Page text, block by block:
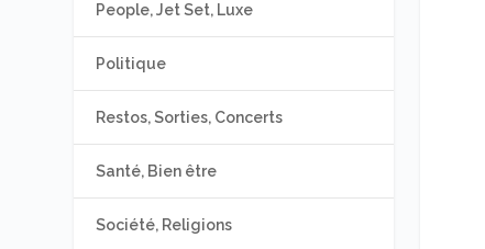
People, Jet Set, Luxe
Politique
Restos, Sorties, Concerts
Santé, Bien être
Société, Religions